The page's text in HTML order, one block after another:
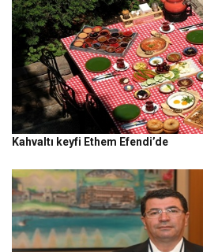
Kahvaltı keyfi Ethem Efendi’de